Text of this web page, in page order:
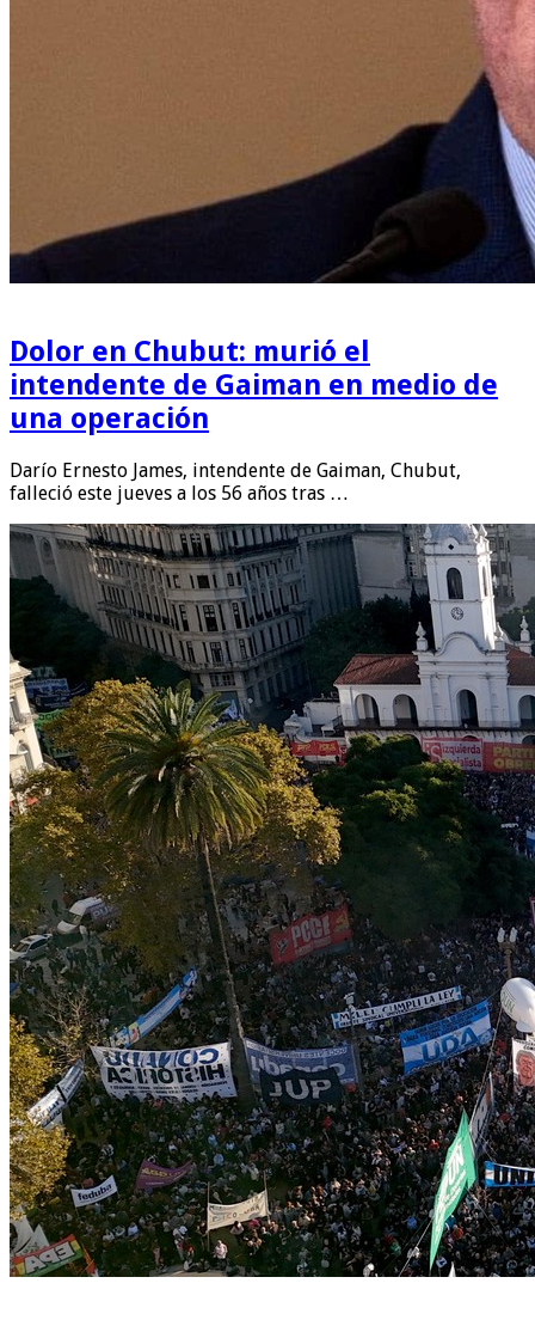
Dolor en Chubut: murió el
intendente de Gaiman en medio de
una operación
Darío Ernesto James, intendente de Gaiman, Chubut,
falleció este jueves a los 56 años tras …